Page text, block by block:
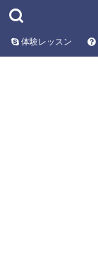
体験レッスン